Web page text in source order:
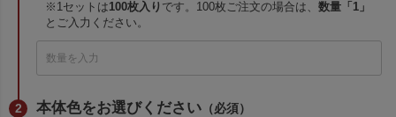
※1セットは100枚入り です。100枚ご注文の場合は、数量「1」
とご入力ください。
本体色をお選びください （必須）